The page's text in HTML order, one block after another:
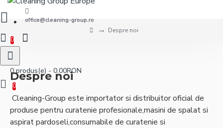
office@cleaning-group.ro
0
0 produs(e) - 0,00RON
0
Despre noi
Despre noi
Cleaning-Group este importator si distribuitor oficial de
produse pentru curatenie profesionale,masini de spalat si
aspirat pardoseli,consumabile de curatenie si